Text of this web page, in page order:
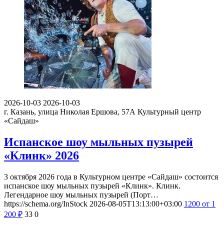
2026-10-03 2026-10-03
г. Казань, улица Николая Ершова, 57А Культурный центр
«Сайдаш»
Испанское шоу мыльных пузырей
«Клинк» 2026
3 октября 2026 года в Культурном центре «Сайдаш» состоится
испанское шоу мыльных пузырей «Клинк». Клинк.
Легендарное шоу мыльных пузырей (Порт…
https://schema.org/InStock 2026-08-05T13:13:00+03:00 1200 от 1
200 ₽ 33 0